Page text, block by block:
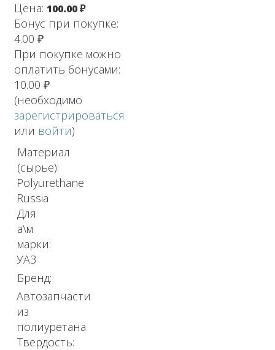
Цена:100.00 ₽
Бонус при покупке:
4.00 ₽
При покупке можно
оплатить бонусами:
10.00 ₽
(необходимо
зарегистрироваться
или войти)
Материал
(сырье):
Polyurethane
Russia
Для
а\м
марки:
УАЗ
Бренд:
Автозапчасти
из
полиуретана
Твердость: